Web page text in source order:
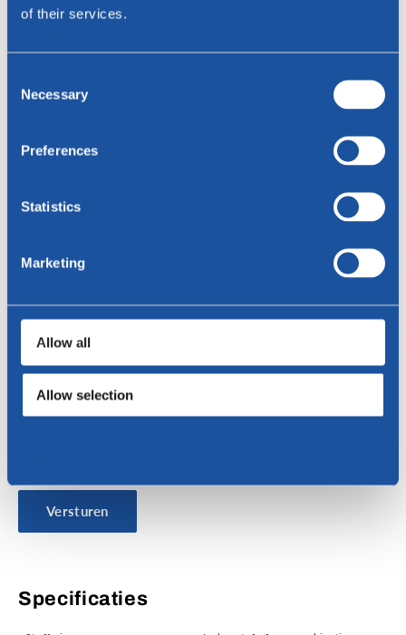
of their services.
Selection
Necessary
Preferences
Statistics
Marketing
Allow all
Allow selection
Voor vragen of het vinden van een Bree's New World dealer bij u in
E-mailadres *
Versturen
Specificaties